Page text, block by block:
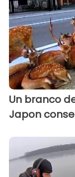
Un branco
Japon